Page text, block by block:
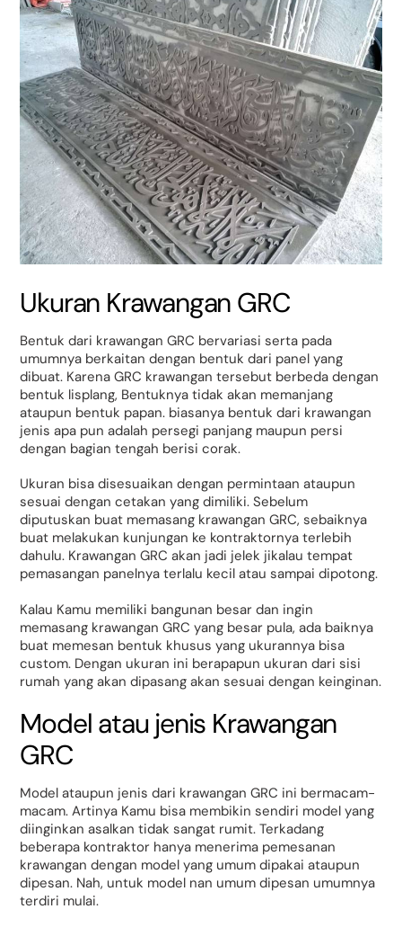
Ukuran Krawangan GRC
Bentuk dari krawangan GRC bervariasi serta pada
umumnya berkaitan dengan bentuk dari panel yang
dibuat. Karena GRC krawangan tersebut berbeda dengan
bentuk lisplang, Bentuknya tidak akan memanjang
ataupun bentuk papan. biasanya bentuk dari krawangan
jenis apa pun adalah persegi panjang maupun persi
dengan bagian tengah berisi corak.
Ukuran bisa disesuaikan dengan permintaan ataupun
sesuai dengan cetakan yang dimiliki. Sebelum
diputuskan buat memasang krawangan GRC, sebaiknya
buat melakukan kunjungan ke kontraktornya terlebih
dahulu. Krawangan GRC akan jadi jelek jikalau tempat
pemasangan panelnya terlalu kecil atau sampai dipotong.
Kalau Kamu memiliki bangunan besar dan ingin
memasang krawangan GRC yang besar pula, ada baiknya
buat memesan bentuk khusus yang ukurannya bisa
custom. Dengan ukuran ini berapapun ukuran dari sisi
rumah yang akan dipasang akan sesuai dengan keinginan.
Model atau jenis Krawangan
GRC
Model ataupun jenis dari krawangan GRC ini bermacam-
macam. Artinya Kamu bisa membikin sendiri model yang
diinginkan asalkan tidak sangat rumit. Terkadang
beberapa kontraktor hanya menerima pemesanan
krawangan dengan model yang umum dipakai ataupun
dipesan. Nah, untuk model nan umum dipesan umumnya
terdiri mulai.